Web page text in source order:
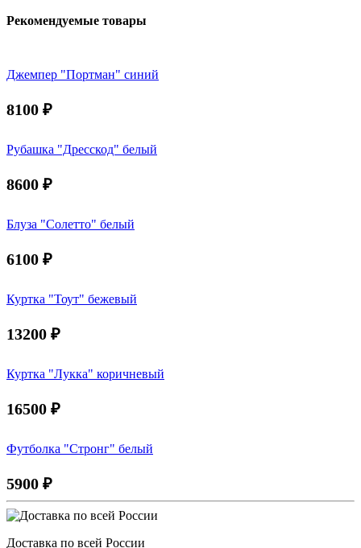
Рекомендуемые товары
Джемпер "Портман" синий
8100 ₽
Рубашка "Дресскод" белый
8600 ₽
Блуза "Солетто" белый
6100 ₽
Куртка "Тоут" бежевый
13200 ₽
Куртка "Лукка" коричневый
16500 ₽
Футболка "Стронг" белый
5900 ₽
Доставка по всей России